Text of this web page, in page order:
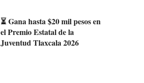
⏳ Gana hasta $20 mil pesos en
el Premio Estatal de la
Juventud Tlaxcala 2026